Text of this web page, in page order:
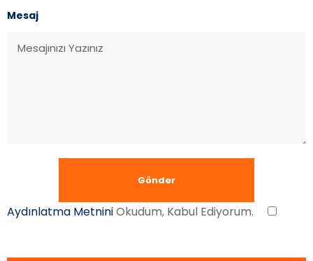
Mesaj
Aydınlatma MetniniOkudum, Kabul Ediyorum.